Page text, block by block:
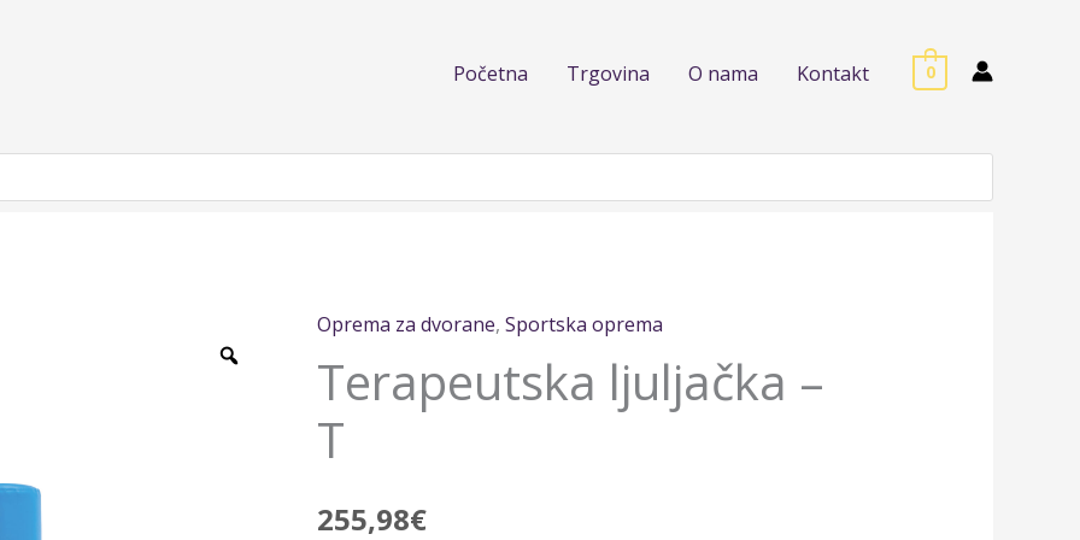
Početna Trgovina O nama Kontakt 0
Oprema za dvorane,Sportska oprema
Terapeutska ljuljačka –
T
255,98€
Terapeutska
ljuljačka
T